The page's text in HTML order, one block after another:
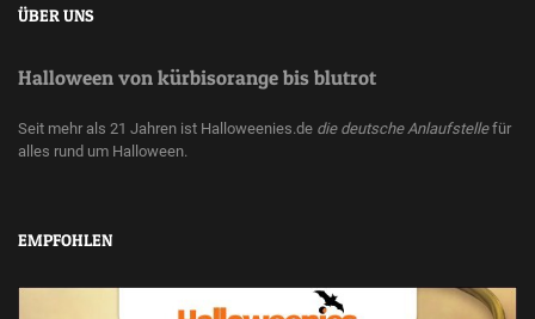
ÜBER UNS
Halloween von kürbisorange bis blutrot
Seit mehr als 21 Jahren ist Halloweenies.de die deutsche Anlaufstellefür
alles rund um Halloween.
EMPFOHLEN